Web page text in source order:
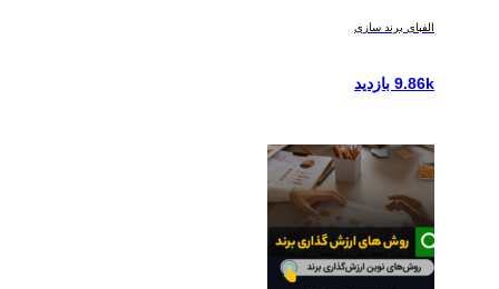
الفبای برند سازی
9.86k بازدید